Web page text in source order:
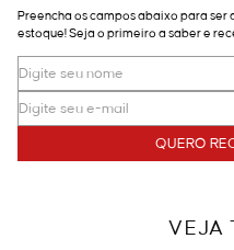
Preencha os campos abaixo para
estoque! Seja o primeiro a saber e
QUERO
VEJA